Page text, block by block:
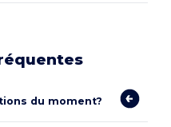
du moment?